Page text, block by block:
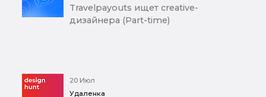
Travelpayouts ищет creative-
дизайнера (Part-time)
20 Июл
Удаленка